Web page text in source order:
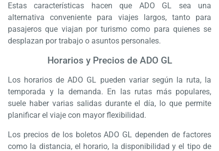
Estas características hacen que ADO GL sea una
alternativa conveniente para viajes largos, tanto para
pasajeros que viajan por turismo como para quienes se
desplazan por trabajo o asuntos personales.
Horarios y Precios de ADO GL
Los horarios de ADO GL pueden variar según la ruta, la
temporada y la demanda. En las rutas más populares,
suele haber varias salidas durante el día, lo que permite
planificar el viaje con mayor flexibilidad.
Los precios de los boletos ADO GL dependen de factores
como la distancia, el horario, la disponibilidad y el tipo de